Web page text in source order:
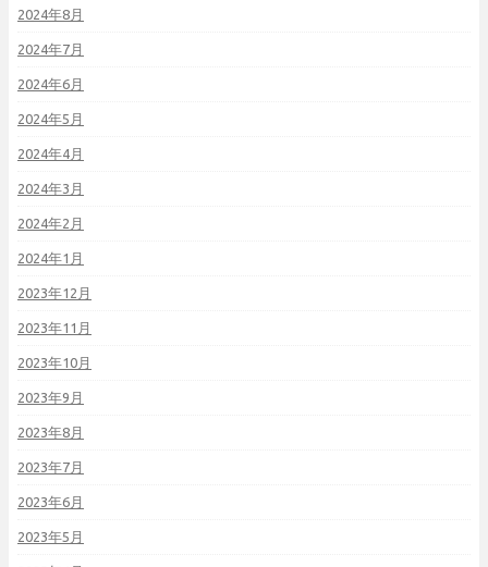
2024年8月
2024年7月
2024年6月
2024年5月
2024年4月
2024年3月
2024年2月
2024年1月
2023年12月
2023年11月
2023年10月
2023年9月
2023年8月
2023年7月
2023年6月
2023年5月